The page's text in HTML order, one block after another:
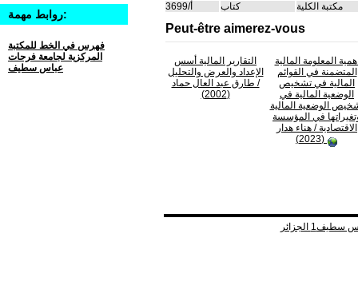
أ/3699
كتاب مكتبة الكلية
Peut-être aimerez-vous
التقارير المالية أسس
الإعداد والعرض والتحليل
/ طارق عبد العال حماد
(2002)
المعلومة المالية
المتضمنة في القوائم
المالية في تشخيص
الوضعية المالية في
الوضعية المالية
في المؤسسة
الاقتصادية/ هناء هدار
(2023)
روابط مهمة:
فهرس في الخط للمكتبة
المركزية لجامعة فرحات
عباس سطيف